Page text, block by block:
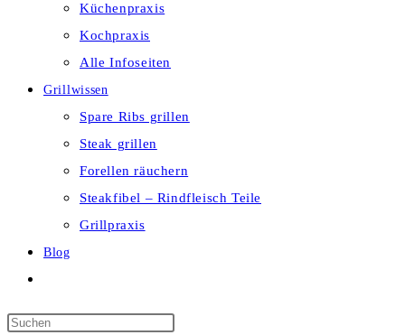
Küchenpraxis
Kochpraxis
Alle Infoseiten
Grillwissen
Spare Ribs grillen
Steak grillen
Forellen räuchern
Steakfibel – Rindfleisch Teile
Grillpraxis
Blog
umschalten